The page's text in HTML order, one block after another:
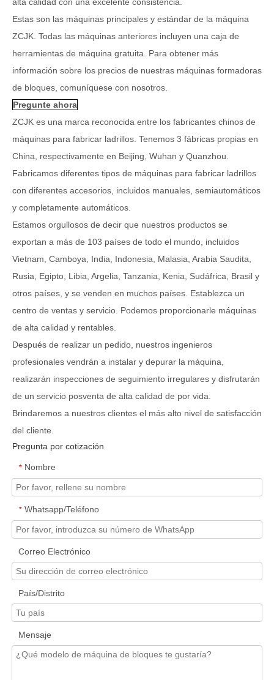
Estas son las máquinas principales y estándar de la máquina
ZCJK. Todas las máquinas anteriores incluyen una caja de
herramientas de máquina gratuita. Para obtener más
información sobre los precios de nuestras máquinas formadoras
de bloques, comuníquese con nosotros.
Pregunte ahora
ZCJK es una marca reconocida entre los fabricantes chinos de
máquinas para fabricar ladrillos. Tenemos 3 fábricas propias en
China, respectivamente en Beijing, Wuhan y Quanzhou.
Fabricamos diferentes tipos de máquinas para fabricar ladrillos
con diferentes accesorios, incluidos manuales, semiautomáticos
y completamente automáticos.
Estamos orgullosos de decir que nuestros productos se
exportan a más de 103 países de todo el mundo, incluidos
Vietnam, Camboya, India, Indonesia, Malasia, Arabia Saudita,
Rusia, Egipto, Libia, Argelia, Tanzania, Kenia, Sudáfrica, Brasil y
otros países, y se venden en muchos países. Establezca un
centro de ventas y servicio. Podemos proporcionarle máquinas
de alta calidad y rentables.
Después de realizar un pedido, nuestros ingenieros
profesionales vendrán a instalar y depurar la máquina,
realizarán inspecciones de seguimiento irregulares y disfrutarán
de un servicio posventa de alta calidad de por vida.
Brindaremos a nuestros clientes el más alto nivel de satisfacción
del cliente.
Pregunta por cotización
* Nombre
* Whatsapp/Teléfono
Correo Electrónico
País/Distrito
Mensaje